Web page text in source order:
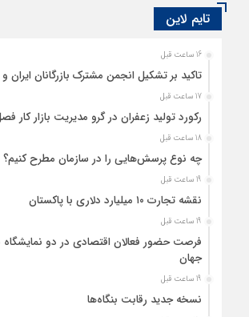
تایم لاین
16 ساعت قبل
تاکید بر تشکیل انجمن مشترک بازرگانان ایران
17 ساعت قبل
رکورد تولید زعفران در گرو مدیریت بازار کار
18 ساعت قبل
چه نوع پرسش‌هایی را در سازمان مطرح کنیم؟
19 ساعت قبل
نقشه تجارت ۱۰‌ میلیارد دلاری با پاکستان
19 ساعت قبل
فرصت حضور فعالان اقتصادی در دو نمایشگاه
جهان
19 ساعت قبل
نسخه جدید رقابت‌ بنگاه‌ها